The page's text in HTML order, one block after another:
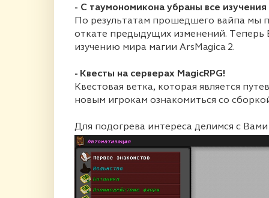
- С таумономикона убраны все
По результатам прошедшего вайпа мы
откате предыдущих изменений.
изучению мира магии ArsMagica 2.
- Квесты на серверах MagicRPG!
Квестовая ветка, которая является
новым игрокам ознакомиться со
Для подогрева интереса делимся с